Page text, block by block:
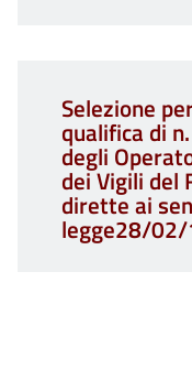
Selezione
qualifica di
degli
dei Vigili del
dirette ai
legge28/